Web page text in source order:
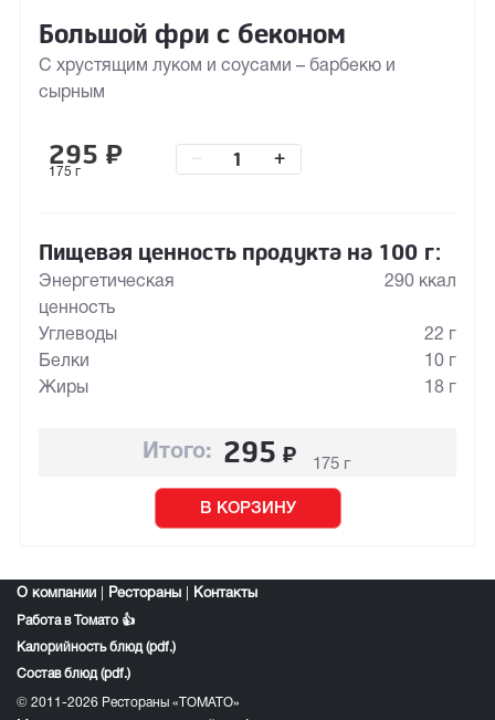
Большой фри с беконом
С хрустящим луком и соусами – барбекю и
сырным
295 ₽
175 г
+
Пищевая ценность продукта на 100 г:
Энергетическая
ценность
290 ккал
Углеводы
22 г
Белки
10 г
Жиры
18 г
Итого: 295 ₽ 175 г
В КОРЗИНУ
О компании Рестораны Контакты
Работа в Томато 👍
Калорийность блюд (pdf.)
Состав блюд (pdf.)
© 2011-2026 Рестораны «ТОМАТО»